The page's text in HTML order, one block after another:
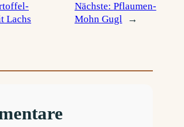
Lachs
Nächste: Pflaumen-
Mohn Gugl
→